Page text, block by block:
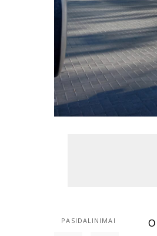
PASIDALINIMAI